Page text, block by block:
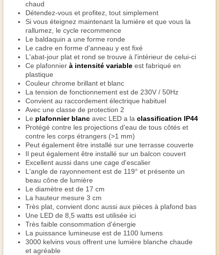
chaud
Détendez-vous et profitez, tout simplement
Si vous éteignez maintenant la lumière et que vous la
rallumez, le cycle recommence
Le baldaquin a une forme ronde
Le cadre en forme d'anneau y est fixé
L'abat-jour plat et rond se trouve à l'intérieur de celui-ci
Ce plafonnier à intensité variable est fabriqué en
plastique
Couleur chrome brillant et blanc
La tension de fonctionnement est de 230V / 50Hz
Convient au raccordement électrique habituel
Avec une classe de protection 2
Le plafonnier blanc avec LED a la classification IP44
Protégé contre les projections d'eau de tous côtés et
contre les corps étrangers (>1 mm)
Peut également être installé sur une terrasse couverte
Il peut également être installé sur un balcon couvert
Excellent aussi dans une cage d'escalier
L'angle de rayonnement est de 119° et présente un
beau cône de lumière
Le diamètre est de 17 cm
La hauteur mesure 3 cm
Très plat, convient donc aussi aux pièces à plafond bas
Une LED de 8,5 watts est utilisée ici
Très faible consommation d'énergie
La puissance lumineuse est de 1100 lumens
3000 kelvins vous offrent une lumière blanche chaude
et agréable